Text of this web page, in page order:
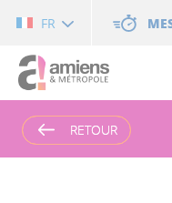
FR
RETOUR
RETOUR